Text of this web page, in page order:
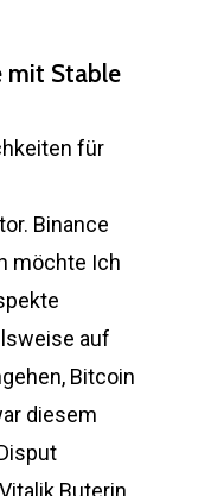
mit Stable
für
Binance
möchte Ich
auf
Bitcoin
diesem
Buterin,